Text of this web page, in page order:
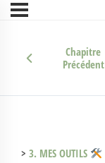
Chapitre
Précédent
3. MES OUTILS